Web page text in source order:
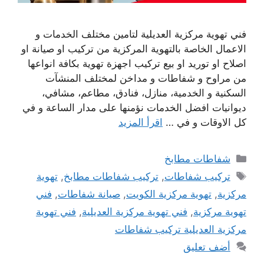
فني تهوية مركزية العديلية لتامين مختلف الخدمات و
الاعمال الخاصة بالتهوية المركزية من تركيب او صيانة او
اصلاح او توريد او بيع تركيب اجهزة تهوية بكافة انواعها
من مراوح و شفاطات و مداخن لمختلف المنشآت
السكنية و الخدمية، منازل، فنادق، مطاعم، مشافي،
ديوانيات افضل الخدمات نؤمنها على مدار الساعة و في
كل الاوقات و في … اقرأ المزيد
التصنيفات
شفاطات مطابخ
الوسوم
تركيب شفاطات,تركيب شفاطات مطابخ,تهوية
مركزية, تهوية مركزية الكويت, صيانة شفاطات, فني
تهوية مركزية, فني تهوية مركزية العديلية, فني تهوية
مركزية العديلية تركيب شفاطات
أضف تعليق